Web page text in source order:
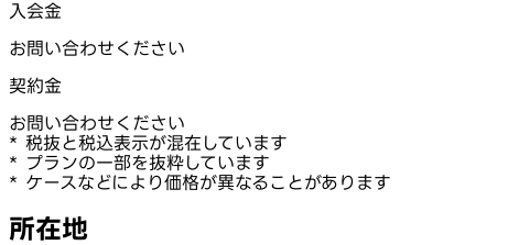
入会金
お問い合わせください
契約金
お問い合わせください
* 税抜と税込表示が混在しています
* プランの一部を抜粋しています
* ケースなどにより価格が異なることがあります
所在地